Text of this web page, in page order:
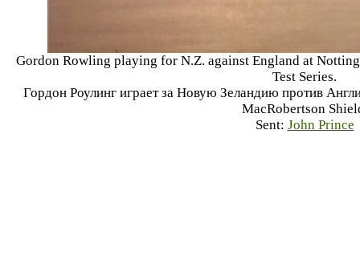
Gordon Rowling playing for N.Z. against England at
Test Series.
Гордон Роулинг играет за Новую Зеландию против
MacRobertson
Sent: John Prince